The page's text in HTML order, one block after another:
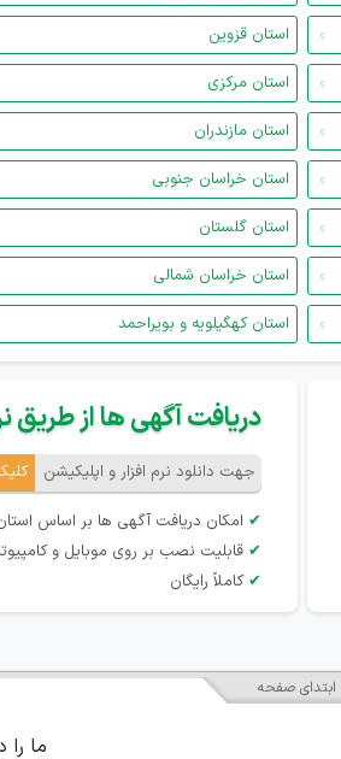
استان قزوین
استان مرکزی
استان مازندران
استان خراسان جنوبی
استان گلستان
استان خراسان شمالی
استان کهگیلویه و بویراحمد
دریافت آگهی ها از طریق
جهت دانلود نرم افزار و اپلیکیشن
✔ امکان دریافت آگهی ها بر اساس
✔ قابلیت نصب بر روی موبایل و
✔ کاملاً رایگان
ابتدای صفحه
ما را